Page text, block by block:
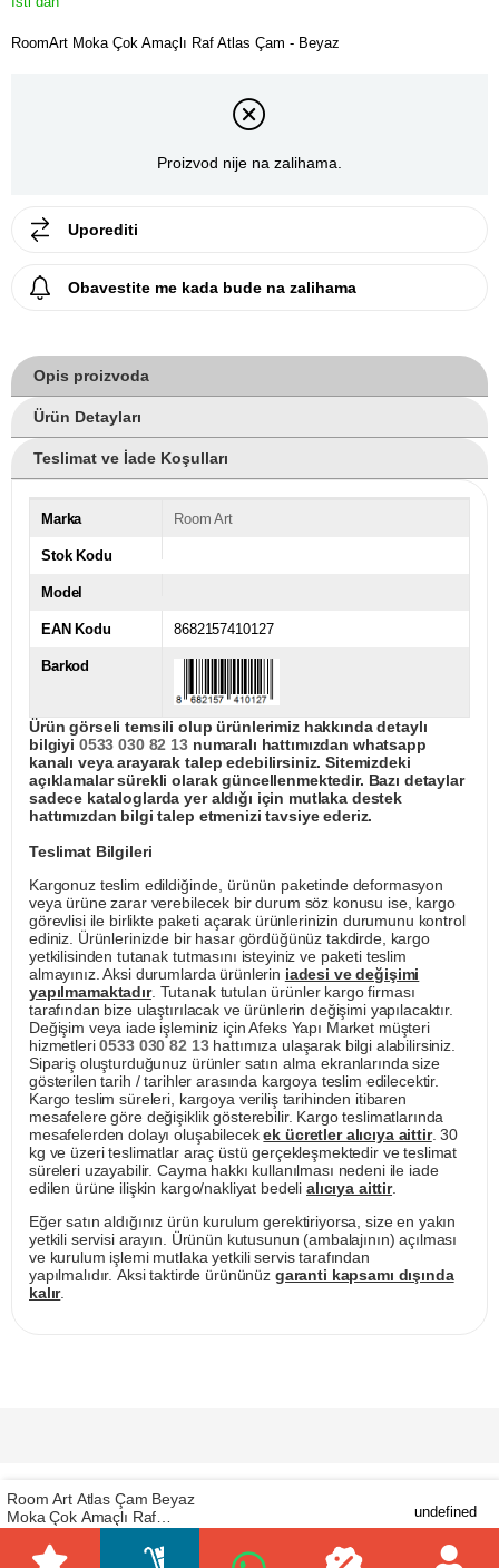
RoomArt Moka Çok Amaçlı Raf Atlas Çam - Beyaz
Proizvod nije na zalihama.
Uporediti
Obavestite me kada bude na zalihama
Opis proizvoda
Ürün Detayları
Teslimat ve İade Koşulları
Marka Room Art
Stok Kodu
Model
EAN Kodu 8682157410127
Barkod
Ürün görseli temsili olup ürünlerimiz hakkında detaylı
bilgiyi 0533 030 82 13numaralı hattımızdan whatsapp
kanalı veya arayarak talep edebilirsiniz. Sitemizdeki
açıklamalar sürekli olarak güncellenmektedir. Bazı detaylar
sadece kataloglarda yer aldığı için mutlaka destek
hattımızdan bilgi talep etmenizi tavsiye ederiz.
Teslimat Bilgileri
Kargonuz teslim edildiğinde, ürünün paketinde deformasyon
veya ürüne zarar verebilecek bir durum söz konusu ise, kargo
görevlisi ile birlikte paketi açarak ürünlerinizin durumunu kontrol
ediniz. Ürünlerinizde bir hasar gördüğünüz takdirde, kargo
yetkilisinden tutanak tutmasını isteyiniz ve paketi teslim
almayınız. Aksi durumlarda ürünlerin iadesi ve değişimi
yapılmamaktadır. Tutanak tutulan ürünler kargo firması
tarafından bize ulaştırılacak ve ürünlerin değişimi yapılacaktır.
Değişim veya iade işleminiz için Afeks Yapı Market müşteri
hizmetleri0533 030 82 13hattımıza ulaşarak bilgi alabilirsiniz.
Sipariş oluşturduğunuz ürünler satın alma ekranlarında size
gösterilen tarih / tarihler arasında kargoya teslim edilecektir.
Kargo teslim süreleri, kargoya veriliş tarihinden itibaren
mesafelere göre değişiklik gösterebilir. Kargo teslimatlarında
mesafelerden dolayı oluşabilecekek ücretler alıcıya aittir. 30
kg ve üzeri teslimatlar araç üstü gerçekleşmektedir ve teslimat
süreleri uzayabilir. Cayma hakkı kullanılması nedeni ile iade
edilen ürüne ilişkin kargo/nakliyat bedeli alıcıya aittir.
Eğer satın aldığınız ürün kurulum gerektiriyorsa, size en yakın
yetkili servisi arayın. Ürünün kutusunun (ambalajının) açılması
ve kurulum işlemi mutlaka yetkili servis tarafından
yapılmalıdır. Aksi taktirde ürününüz garanti kapsamı dışında
kalır.
Prijavite se za naše E-mail novosti
Room Art Atlas Çam Beyaz
Moka Çok Amaçlı Raf
undefined